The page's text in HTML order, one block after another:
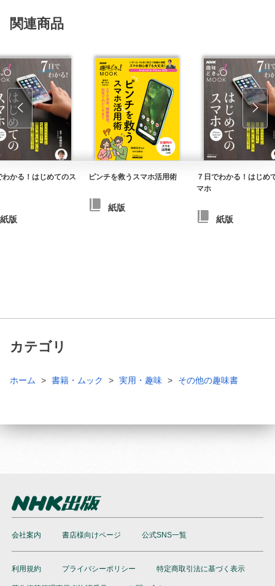
関連商品
わかる！はじめてのス
紙版
ピンチを救うスマホ活用術
紙版
７日でわかる！はじめ
マホ
紙版
カテゴリ
ホーム 書籍・ムック 実用・趣味 その他の趣味書
会社案内 書店様向けページ 公式SNS一覧
利用規約 プライバシーポリシー 特定商取引法に基づく表示